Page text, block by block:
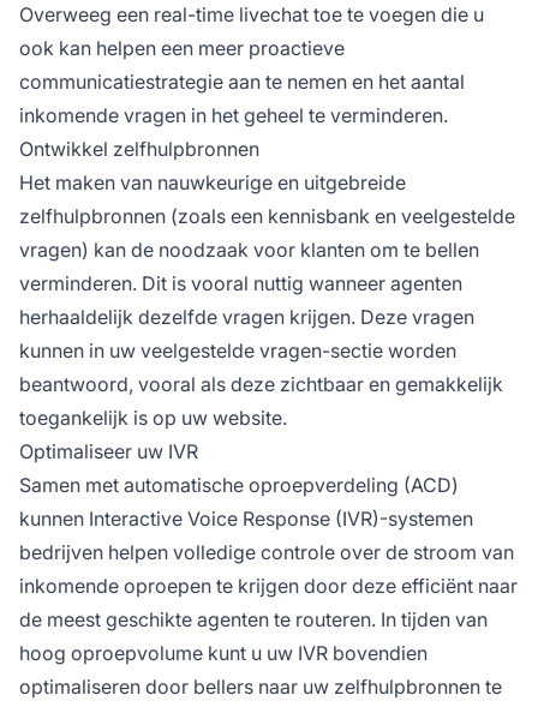
Overweeg een real-time livechat toe te voegen die u
ook kan helpen een meer proactieve
communicatiestrategie aan te nemen en het aantal
inkomende vragen in het geheel te verminderen.
Ontwikkel zelfhulpbronnen
Het maken van nauwkeurige en uitgebreide
zelfhulpbronnen (zoals een kennisbank en veelgestelde
vragen) kan de noodzaak voor klanten om te bellen
verminderen. Dit is vooral nuttig wanneer agenten
herhaaldelijk dezelfde vragen krijgen. Deze vragen
kunnen in uw veelgestelde vragen-sectie worden
beantwoord, vooral als deze zichtbaar en gemakkelijk
toegankelijk is op uw website.
Optimaliseer uw IVR
Samen met automatische oproepverdeling (ACD)
kunnen Interactive Voice Response (IVR)-systemen
bedrijven helpen volledige controle over de stroom van
inkomende oproepen te krijgen door deze efficiënt naar
de meest geschikte agenten te routeren. In tijden van
hoog oproepvolume kunt u uw IVR bovendien
optimaliseren door bellers naar uw zelfhulpbronnen te